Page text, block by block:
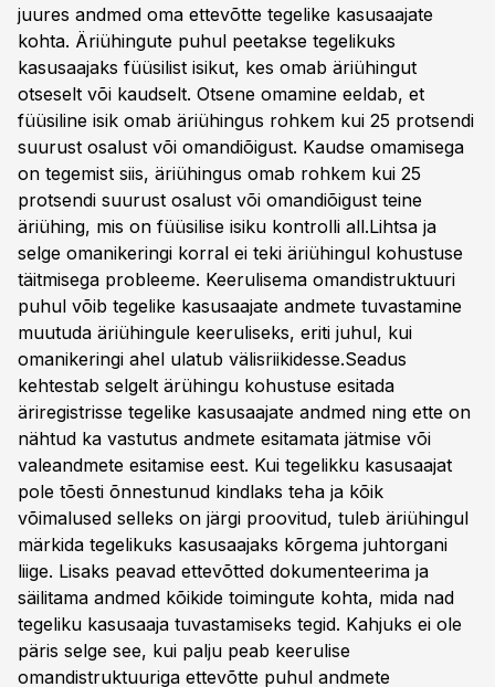
juures andmed oma ettevõtte tegelike kasusaajate
kohta. Äriühingute puhul peetakse tegelikuks
kasusaajaks füüsilist isikut, kes omab äriühingut
otseselt või kaudselt. Otsene omamine eeldab, et
füüsiline isik omab äriühingus rohkem kui 25 protsendi
suurust osalust või omandiõigust. Kaudse omamisega
on tegemist siis, äriühingus omab rohkem kui 25
protsendi suurust osalust või omandiõigust teine
äriühing, mis on füüsilise isiku kontrolli all.Lihtsa ja
selge omanikeringi korral ei teki äriühingul kohustuse
täitmisega probleeme. Keerulisema omandistruktuuri
puhul võib tegelike kasusaajate andmete tuvastamine
muutuda äriühingule keeruliseks, eriti juhul, kui
omanikeringi ahel ulatub välisriikidesse.Seadus
kehtestab selgelt ärühingu kohustuse esitada
äriregistrisse tegelike kasusaajate andmed ning ette on
nähtud ka vastutus andmete esitamata jätmise või
valeandmete esitamise eest. Kui tegelikku kasusaajat
pole tõesti õnnestunud kindlaks teha ja kõik
võimalused selleks on järgi proovitud, tuleb äriühingul
märkida tegelikuks kasusaajaks kõrgema juhtorgani
liige. Lisaks peavad ettevõtted dokumenteerima ja
säilitama andmed kõikide toimingute kohta, mida nad
tegeliku kasusaaja tuvastamiseks tegid. Kahjuks ei ole
päris selge see, kui palju peab keerulise
omandistruktuuriga ettevõtte puhul andmete